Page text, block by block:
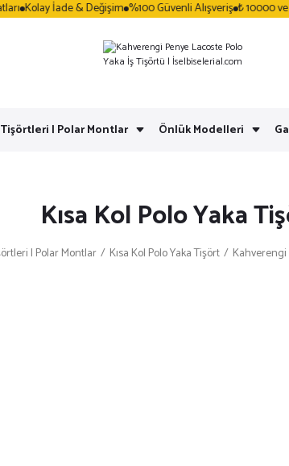
Kolay İade & Değişim %100 Güvenli Alışveriş ₺ 10000 ve
| Polar Montlar Önlük Modelleri
Kısa Kol Polo Yaka
| Polar Montlar Kısa Kol Polo Yaka Tişört Kahverengi